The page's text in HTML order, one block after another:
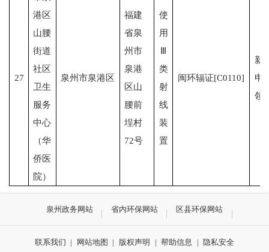
27
港区
山腰
街道
社区
卫生
服务
中心
（华
侨医
院）
泉州市泉港区
福建
省泉
州市
泉港
区山
腰前
埕村
72号
使
用
Ⅲ
类
射
线
装
置
闽环辐证[C0110]
新
申
领
泉州政务网站 省内环保网站 区县环保网站
联系我们 | 网站地图 | 版权声明 | 帮助信息 | 隐私安全